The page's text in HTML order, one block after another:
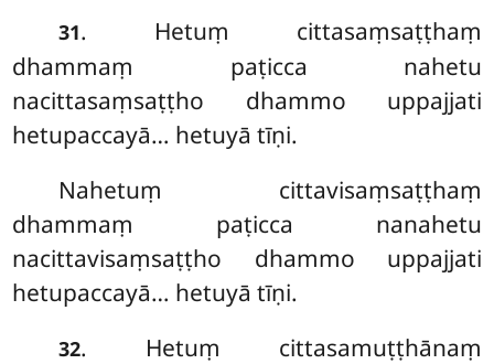
31. Hetuṃ cittasaṃsaṭṭhaṃ
dhammaṃ paṭicca nahetu
nacittasaṃsaṭṭho dhammo uppajjati
hetupaccayā… hetuyā tīṇi.
Nahetuṃ cittavisaṃsaṭṭhaṃ
dhammaṃ paṭicca nanahetu
nacittavisaṃsaṭṭho dhammo uppajjati
hetupaccayā… hetuyā tīṇi.
32. Hetuṃ cittasamuṭṭhānaṃ